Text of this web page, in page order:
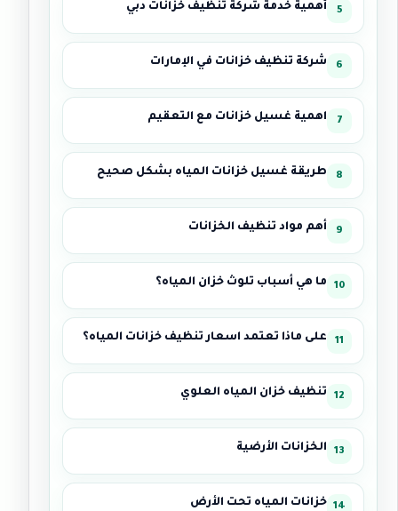
أهمية خدمة شركة تنظيف خزانات دبي
شركة تنظيف خزانات في الإمارات
اهمية غسيل خزانات مع التعقيم
طريقة غسيل خزانات المياه بشكل صحيح
أهم مواد تنظيف الخزانات
ما هي أسباب تلوث خزان المياه؟
على ماذا تعتمد اسعار تنظيف خزانات المياه؟
تنظيف خزان المياه العلوي
الخزانات الأرضية
خزانات المياه تحت الأرض